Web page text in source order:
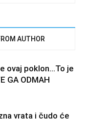
AUTHOR
ovaj poklon…To je
GA ODMAH
vrata i čudo će